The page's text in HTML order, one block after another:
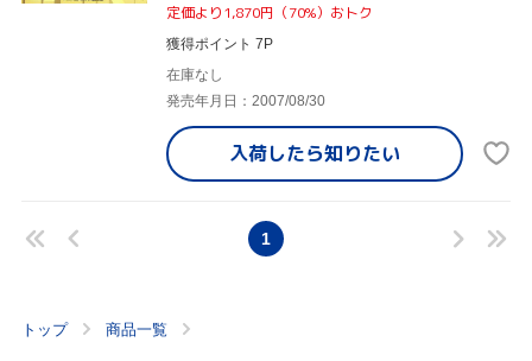
定価より1,870円（70%）おトク
獲得ポイント 7P
在庫なし
発売年月日：2007/08/30
入荷したら知りたい
1
トップ 商品一覧